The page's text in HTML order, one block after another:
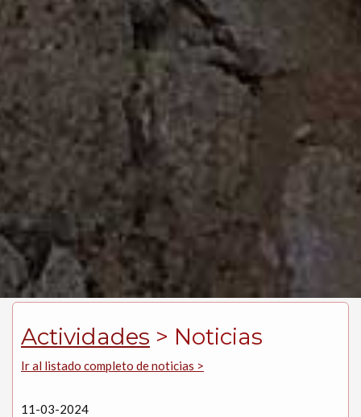
Actividades > Noticias
Ir al listado completo de noticias >
11-03-2024